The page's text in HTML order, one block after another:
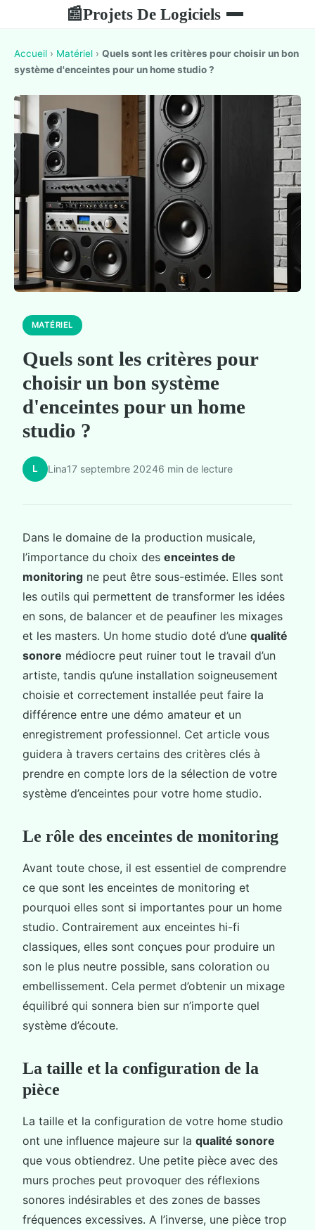
📰Projets De Logiciels
Accueil › Matériel › Quels sont les critères pour choisir un bon
système d'enceintes pour un home studio ?
MATÉRIEL
Quels sont les critères pour
choisir un bon système
d'enceintes pour un home
studio ?
L Lina17 septembre 20246 min de lecture
Dans le domaine de la production musicale,
l’importance du choix des enceintes de
monitoring ne peut être sous-estimée. Elles sont
les outils qui permettent de transformer les idées
en sons, de balancer et de peaufiner les mixages
et les masters. Un home studio doté d’une qualité
sonore médiocre peut ruiner tout le travail d’un
artiste, tandis qu’une installation soigneusement
choisie et correctement installée peut faire la
différence entre une démo amateur et un
enregistrement professionnel. Cet article vous
guidera à travers certains des critères clés à
prendre en compte lors de la sélection de votre
système d’enceintes pour votre home studio.
Le rôle des enceintes de monitoring
Avant toute chose, il est essentiel de comprendre
ce que sont les enceintes de monitoring et
pourquoi elles sont si importantes pour un home
studio. Contrairement aux enceintes hi-fi
classiques, elles sont conçues pour produire un
son le plus neutre possible, sans coloration ou
embellissement. Cela permet d’obtenir un mixage
équilibré qui sonnera bien sur n’importe quel
système d’écoute.
La taille et la configuration de la
pièce
La taille et la configuration de votre home studio
ont une influence majeure sur la qualité sonore
que vous obtiendrez. Une petite pièce avec des
murs proches peut provoquer des réflexions
sonores indésirables et des zones de basses
fréquences excessives. A l’inverse, une pièce trop